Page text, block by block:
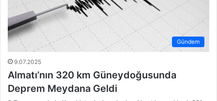
Gündem
9.07.2025
Almatı’nın 320 km Güneydoğusunda
Deprem Meydana Geldi